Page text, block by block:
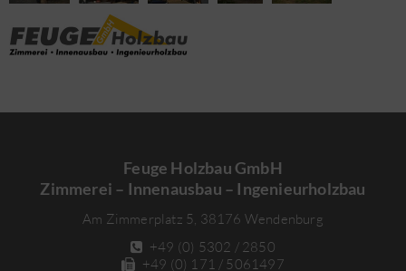
Feuge Holzbau GmbH
Zimmerei – Innenausbau – Ingenieurholzbau
Am Zimmerplatz 5, 38176 Wendenburg
+49 (0) 5302 / 2850
+49 (0) 171 / 5061497